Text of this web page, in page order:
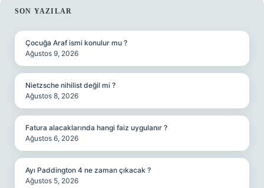
SIDEBAR
SON YAZILAR
Çocuğa Araf ismi konulur mu ?
Ağustos 9, 2026
Nietzsche nihilist değil mi ?
Ağustos 8, 2026
Fatura alacaklarında hangi faiz uygulanır ?
Ağustos 6, 2026
Ayı Paddington 4 ne zaman çıkacak ?
Ağustos 5, 2026